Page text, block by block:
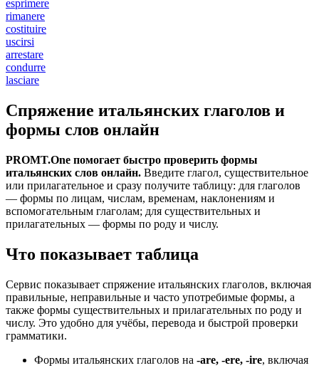
esprimere
rimanere
costituire
uscirsi
arrestare
condurre
lasciare
Спряжение итальянских глаголов и
формы слов онлайн
PROMT.One помогает быстро проверить формы
итальянских слов онлайн. Введите глагол, существительное
или прилагательное и сразу получите таблицу: для глаголов
— формы по лицам, числам, временам, наклонениям и
вспомогательным глаголам; для существительных и
прилагательных — формы по роду и числу.
Что показывает таблица
Сервис показывает спряжение итальянских глаголов, включая
правильные, неправильные и часто употребимые формы, а
также формы существительных и прилагательных по роду и
числу. Это удобно для учёбы, перевода и быстрой проверки
грамматики.
Формы итальянских глаголов на -are, -ere, -ire, включая